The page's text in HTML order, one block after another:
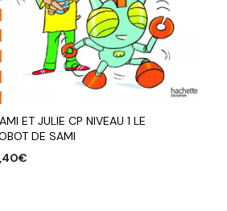
ET JULIE CP NIVEAU 1 LE
DE SAMI
€